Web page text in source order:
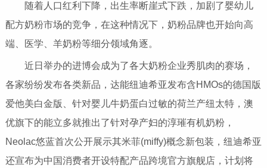
随着人口红利下降，出生率断崖式下跌，加剧了婴幼儿
配方奶粉市场的竞争，在这种情况下，奶粉品牌也开始向高
端、医学、羊奶粉等细分领域角逐。
近日举办的进博会成为了各大奶粉企业秀肌肉的赛场，
各家纷纷发布各类新品，达能纽迪希亚发布含HMOs的德国版
爱他美白金版、针对婴儿牛奶蛋白过敏的荷兰产纽太特，澳
优旗下的能立多就推出了针对孕产妇的淳璀有机奶粉，
Neolac悠蓝首次公开展示其米菲(miffy)概念新包装，纽迪希亚
还宣布为中国消费者开设特配产品跨境官方旗舰店，计划将